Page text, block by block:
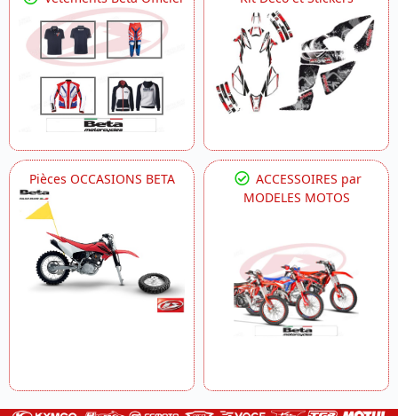
Pièces OCCASIONS BETA
ACCESSOIRES par
MODELES MOTOS